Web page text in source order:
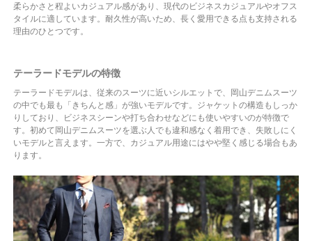
柔らかさと程よいカジュアル感があり、現代のビジネスカジュアルやオフス
タイルに適しています。耐久性が高いため、長く愛用できる点も支持される
理由のひとつです。
テーラードモデルの特徴
テーラードモデルは、従来のスーツに近いシルエットで、岡山デニムスーツ
の中でも最も「きちんと感」が強いモデルです。ジャケットの構造もしっか
りしており、ビジネスシーンや打ち合わせなどにも使いやすいのが特徴で
す。初めて岡山デニムスーツを選ぶ人でも違和感なく着用でき、失敗しにく
いモデルと言えます。一方で、カジュアル用途にはやや堅く感じる場合もあ
ります。